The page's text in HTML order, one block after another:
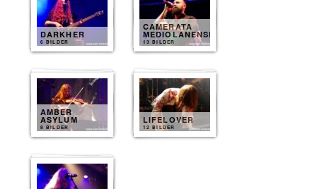
DARKHER
6 BILDER
CAMERATA
MEDIOLANENSE
13 BILDER
AMBER
ASYLUM
8 BILDER
LIFELOVER
12 BILDER